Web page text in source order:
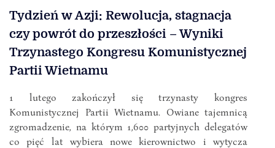
Tydzień w Azji: Rewolucja, stagnacja
czy powrót do przeszłości – Wyniki
Trzynastego Kongresu Komunistycznej
Partii Wietnamu
1 lutego zakończył się trzynasty kongres
Komunistycznej Partii Wietnamu. Owiane tajemnicą
zgromadzenie, na którym 1,600 partyjnych delegatów
co pięć lat wybiera nowe kierownictwo i wytycza